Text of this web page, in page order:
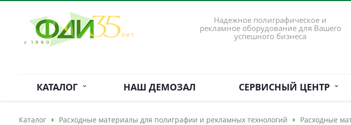
Надежное полиграфическое и
рекламное оборудование для Вашего
успешного бизнеса
КАТАЛОГ НАШ ДЕМОЗАЛ СЕРВИСНЫЙ ЦЕНТР
Каталог Расходные материалы для полиграфии и рекламных технологий Расходные